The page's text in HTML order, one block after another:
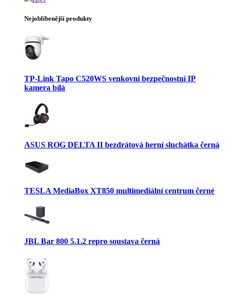
Nejoblíbenější produkty
TP-Link Tapo C520WS venkovní bezpečnostní IP
kamera bílá
ASUS ROG DELTA II bezdrátová herní sluchátka černá
TESLA MediaBox XT850 multimediální centrum černé
JBL Bar 800 5.1.2 repro soustava černá